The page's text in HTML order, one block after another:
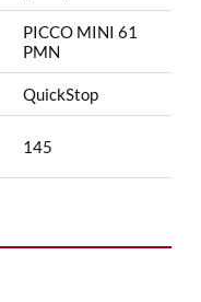
PICCO MINI 61
PMN
QuickStop
145